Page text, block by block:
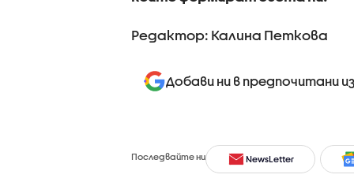
Редактор: Калина Петкова
Добави ни в предпочитани
Последвайте ни NewsLetter